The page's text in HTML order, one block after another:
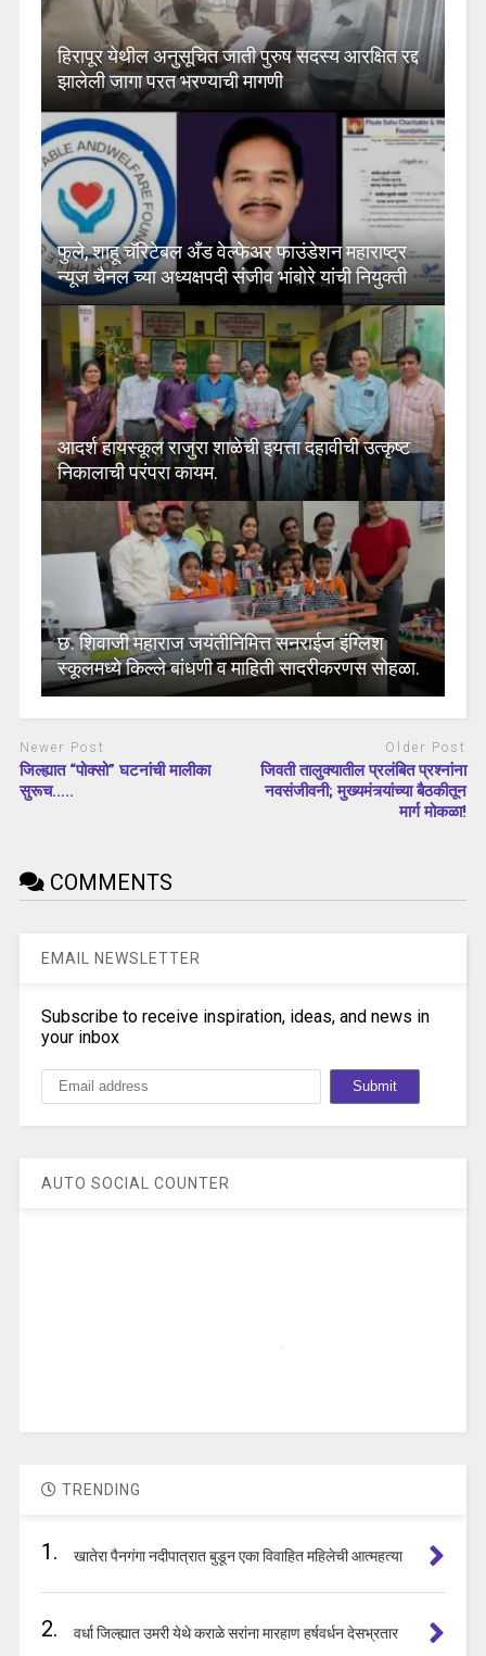
हिरापूर येथील अनुसूचित जाती पुरुष सदस्य आरक्षित रद्द
झालेली जागा परत भरण्याची मागणी
फुले, शाहू चॅरिटेबल अँड वेल्फेअर फाउंडेशन महाराष्ट्र
न्यूज चैनल च्या अध्यक्षपदी संजीव भांबोरे यांची नियुक्ती
आदर्श हायस्कूल राजुरा शाळेची इयत्ता दहावीची उत्कृष्ट
निकालाची परंपरा कायम.
छ. शिवाजी महाराज जयंतीनिमित्त सनराईज इंग्लिश
स्कूलमध्ये किल्ले बांधणी व माहिती सादरीकरणस सोहळा.
Newer Post
जिल्ह्यात “पोक्सो” घटनांची मालीका
सुरूच…..
Older Post
जिवती तालुक्यातील प्रलंबित प्रश्नांना
नवसंजीवनी; मुख्यमंत्र्यांच्या बैठकीतून
मार्ग मोकळा!
COMMENTS
EMAIL NEWSLETTER
Subscribe to receive inspiration, ideas, and news in
your inbox
AUTO SOCIAL COUNTER
TRENDING
1. खातेरा पैनगंगा नदीपात्रात बुडून एका विवाहित महिलेची आत्महत्या
2. वर्धा जिल्ह्यात उमरी येथे कराळे सरांना मारहाण हर्षवर्धन देसभ्रतार